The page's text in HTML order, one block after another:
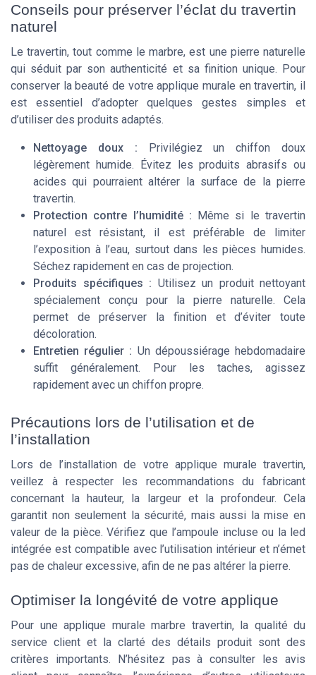
Conseils pour préserver l’éclat du travertin
naturel
Le travertin, tout comme le marbre, est une pierre naturelle
qui séduit par son authenticité et sa finition unique. Pour
conserver la beauté de votre applique murale en travertin, il
est essentiel d’adopter quelques gestes simples et
d’utiliser des produits adaptés.
Nettoyage doux : Privilégiez un chiffon doux
légèrement humide. Évitez les produits abrasifs ou
acides qui pourraient altérer la surface de la pierre
travertin.
Protection contre l’humidité : Même si le travertin
naturel est résistant, il est préférable de limiter
l’exposition à l’eau, surtout dans les pièces humides.
Séchez rapidement en cas de projection.
Produits spécifiques : Utilisez un produit nettoyant
spécialement conçu pour la pierre naturelle. Cela
permet de préserver la finition et d’éviter toute
décoloration.
Entretien régulier : Un dépoussiérage hebdomadaire
suffit généralement. Pour les taches, agissez
rapidement avec un chiffon propre.
Précautions lors de l’utilisation et de
l’installation
Lors de l’installation de votre applique murale travertin,
veillez à respecter les recommandations du fabricant
concernant la hauteur, la largeur et la profondeur. Cela
garantit non seulement la sécurité, mais aussi la mise en
valeur de la pièce. Vérifiez que l’ampoule incluse ou la led
intégrée est compatible avec l’utilisation intérieur et n’émet
pas de chaleur excessive, afin de ne pas altérer la pierre.
Optimiser la longévité de votre applique
Pour une applique murale marbre travertin, la qualité du
service client et la clarté des détails produit sont des
critères importants. N’hésitez pas à consulter les avis